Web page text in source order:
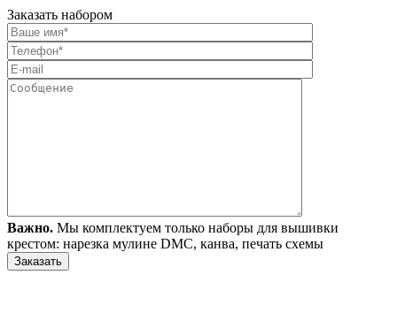
Заказать набором
Важно. Мы комплектуем только наборы для вышивки
крестом: нарезка мулине DMC, канва, печать схемы